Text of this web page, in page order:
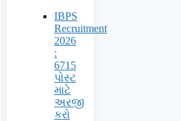
IBPS
Recruitment
2026
:
6715
પોસ્ટ
માટે
અરજી
કરો